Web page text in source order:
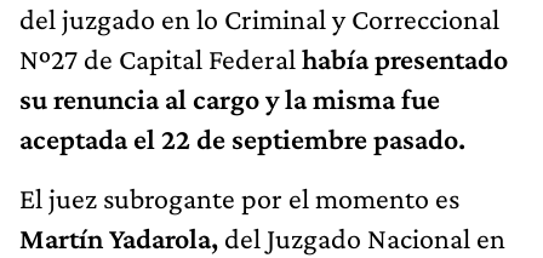
del juzgado en lo Criminal y Correccional
Nº27 de Capital Federal había presentado
su renuncia al cargo y la misma fue
aceptada el 22 de septiembre pasado.
El juez subrogante por el momento es
Martín Yadarola, del Juzgado Nacional en